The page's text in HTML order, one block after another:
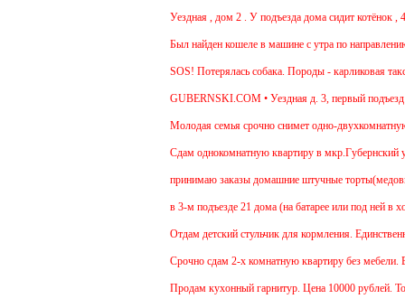
Уездная , дом 2 . У подъезда дома сидит котёнок ,
Был найден кошеле в машине с утра по
SOS! Потерялась собака. Породы - карликовая
GUBERNSKI.COM • Уездная д. 3, первый
Молодая семья срочно снимет одно-
Cдам однокомнатную квартиру в мкр.Губернский
принимаю заказы домашние штучные
в 3-м подъезде 21 дома (на батарее или под ней в
Отдам детский стульчик для кормления.
Срочно сдам 2-х комнатную квартиру без мебели. В
Продам кухонный гарнитур. Цена 10000 рублей.